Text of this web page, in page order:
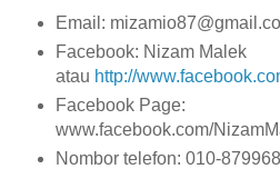
Email:
Facebook: Nizam Malek
atau http://
Facebook Page:
www.facebook.com/
Nombor telefon: 010-